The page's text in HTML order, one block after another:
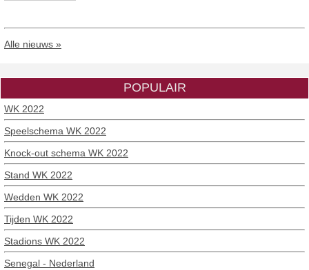
Alle nieuws »
POPULAIR
WK 2022
Speelschema WK 2022
Knock-out schema WK 2022
Stand WK 2022
Wedden WK 2022
Tijden WK 2022
Stadions WK 2022
Senegal - Nederland